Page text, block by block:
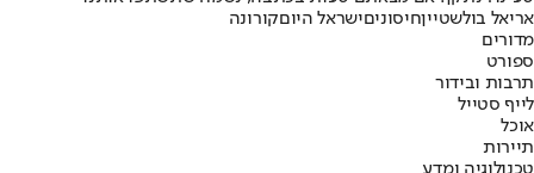
אריאל בולשטייןחיסוניםישראל היוםקורונה
מדורים
ספורט
תרבות ובידור
לייף סטייל
אוכל
תיירות